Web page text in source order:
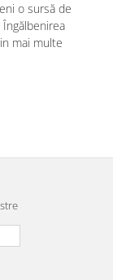
o sursă de
mai multe